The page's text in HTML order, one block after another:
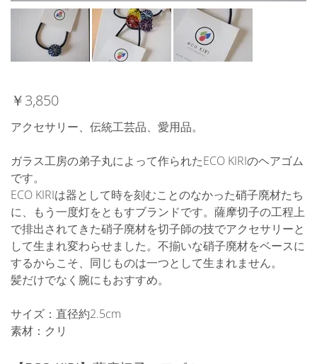
￥3,850
アクセサリー、伝統工芸品、愛用品。
ガラス工房の弟子丸によって作られたECO KIRIのヘアゴム
です。
ECO KIRIは器として時を刻むことのなかった硝子廃材たち
に、もう一度灯をともすブランドです。薩摩切子の工程上
で排出されてきた硝子廃材を切子師の技でアクセサリーと
して生まれ変わらせました。不揃いな硝子廃材をベースに
するからこそ、同じものは一つとして生まれません。
髪だけでなく腕にもおすすめ。
サイズ：直径約2.5cm
素材：クリ